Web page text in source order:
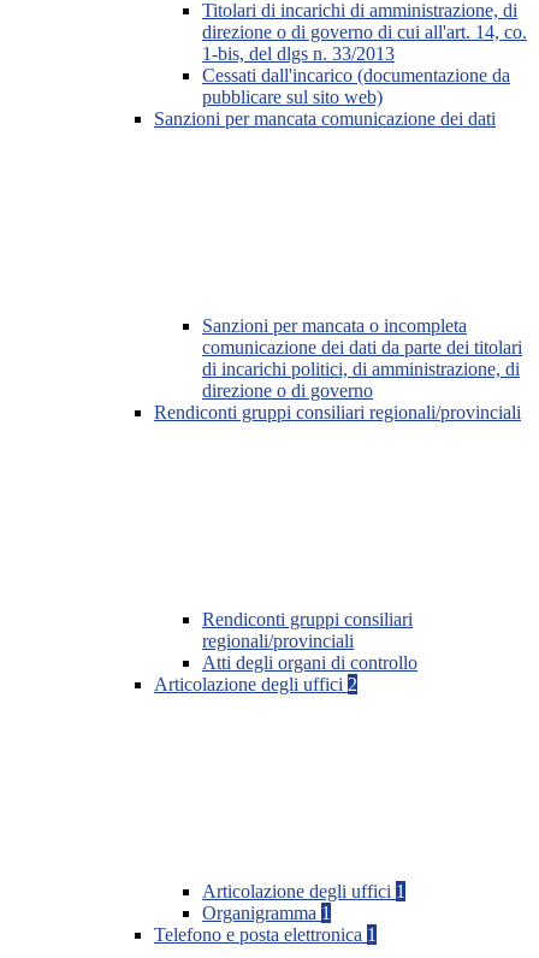
Titolari di incarichi di amministrazione, di
direzione o di governo di cui all'art. 14, co.
1-bis, del dlgs n. 33/2013
Cessati dall'incarico (documentazione da
pubblicare sul sito web)
Sanzioni per mancata comunicazione dei dati
Sanzioni per mancata o incompleta
comunicazione dei dati da parte dei titolari
di incarichi politici, di amministrazione, di
direzione o di governo
Rendiconti gruppi consiliari regionali/provinciali
Rendiconti gruppi consiliari
regionali/provinciali
Atti degli organi di controllo
Articolazione degli uffici 2
Articolazione degli uffici 1
Organigramma 1
Telefono e posta elettronica 1